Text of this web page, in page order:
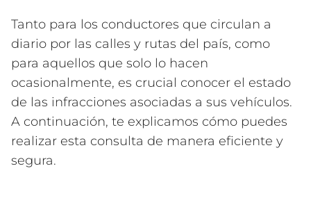
Tanto para los conductores que circulan a
diario por las calles y rutas del país, como
para aquellos que solo lo hacen
ocasionalmente, es crucial conocer el estado
de las infracciones asociadas a sus vehículos.
A continuación, te explicamos cómo puedes
realizar esta consulta de manera eficiente y
segura.